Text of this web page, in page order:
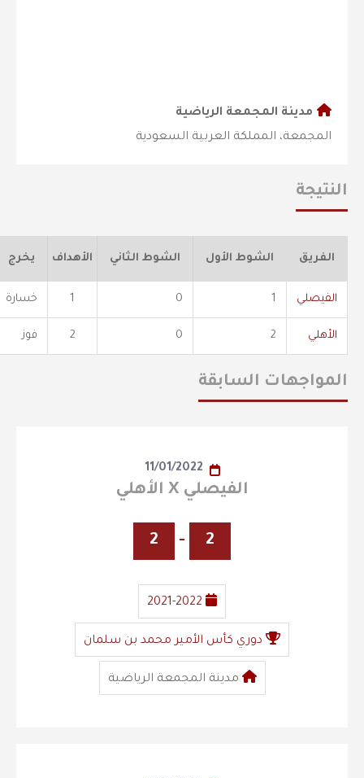
مدينة المجمعة الرياضية
المجمعة، المملكة العربية السعودية
النتيجة
الفريق الشوط الأول الشوط الثاني الأهداف يخرج
الفيصلي 1
0
1 خسارة
الأهلي 2
0
2 فوز
المواجهات السابقة
11/01/2022
الفيصلي X الأهلي
2
-
2
2021-2022
دوري كأس الأمير محمد بن سلمان
مدينة المجمعة الرياضية